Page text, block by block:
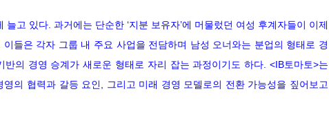
고 있다. 과거에는 단순한 ‘지분 보유자’에 머물렀던 여성 후계자들이 이제
들은 각자 그룹 내 주요 사업을 전담하며 남성 오너와는 분업의 형태로 경
의 경영 승계가 새로운 형태로 자리 잡는 과정이기도 하다. <IB토마토>는
의 협력과 갈등 요인, 그리고 미래 경영 모델로의 전환 가능성을 짚어보고